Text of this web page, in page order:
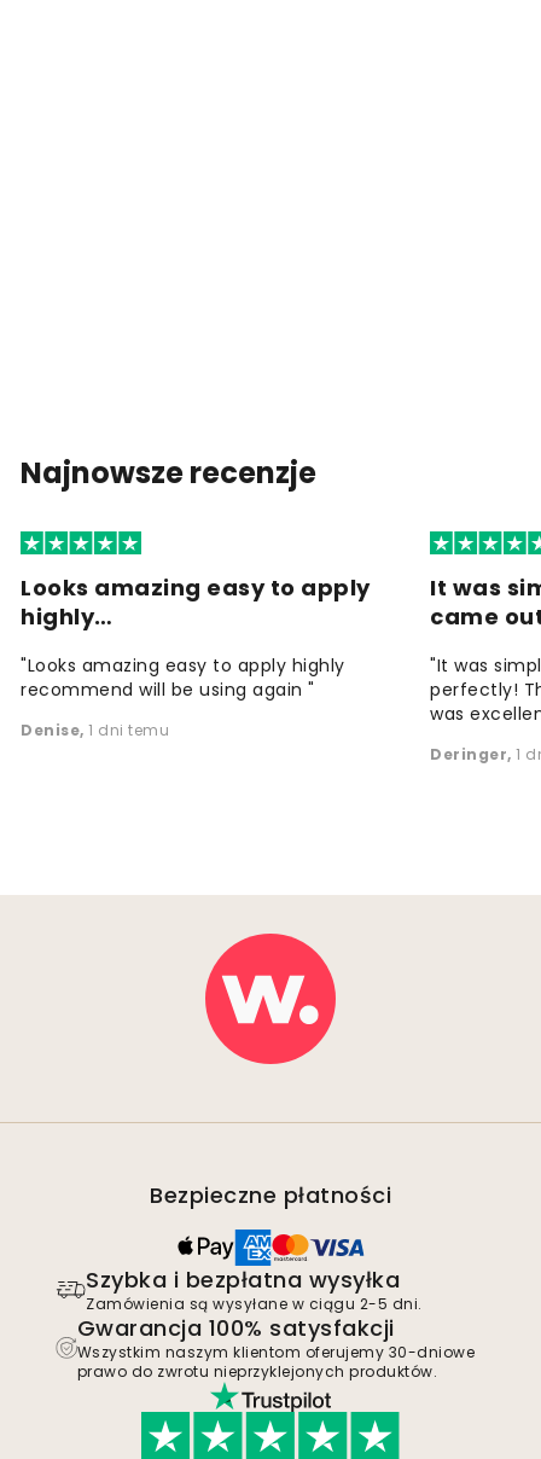
Najnowsze recenzje
Looks amazing easy to apply
highly…
"Looks amazing easy to apply highly
recommend will be using again "
Denise, 1 dni temu
It was
came
"It was
perfectly!
was
Deringer, 1
Bezpieczne płatności
Szybka i bezpłatna wysyłka
Zamówienia są wysyłane w ciągu 2-5 dni.
Gwarancja 100% satysfakcji
Wszystkim naszym klientom oferujemy 30-dniowe
prawo do zwrotu nieprzyklejonych produktów.